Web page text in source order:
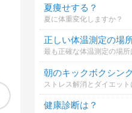
ライオンズゲートの
夏痩せする？
夏に体重変化しますか？
正しい体温測定の場
最も正確な体温測定の場
朝のキックボクシン
健康診断は？